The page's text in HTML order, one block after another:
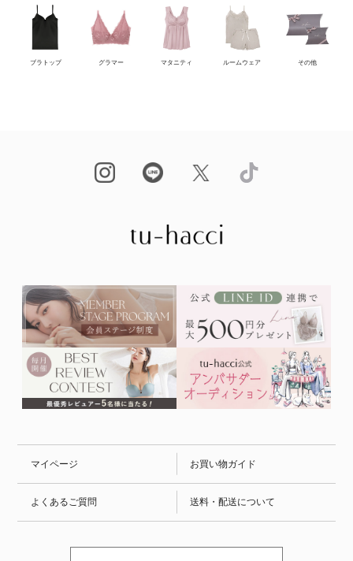
ブラトップ グラマー マタニティ ルームウェア その他
マイページ お買い物ガイド
よくあるご質問 送料・配送について